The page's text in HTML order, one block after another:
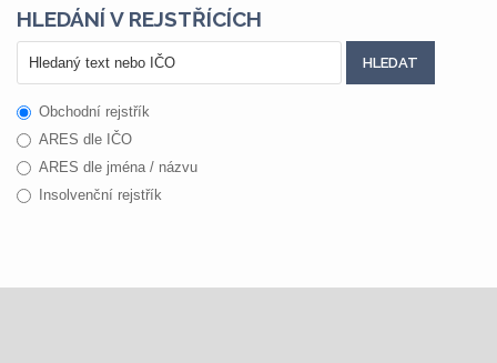
HLEDÁNÍ V REJSTŘÍCÍCH
Obchodní rejstřík
ARES dle IČO
ARES dle jména / názvu
Insolvenční rejstřík